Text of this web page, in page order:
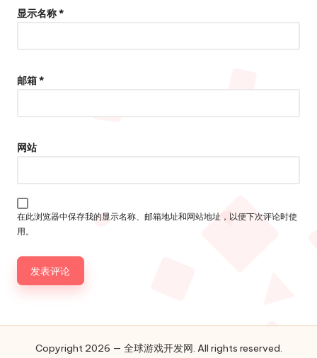
显示名称*
邮箱*
网站
在此浏览器中保存我的显示名称、邮箱地址和网站地址，以便下次评论时使
用。
Copyright 2026 — 全球游戏开发网. All rights reserved.